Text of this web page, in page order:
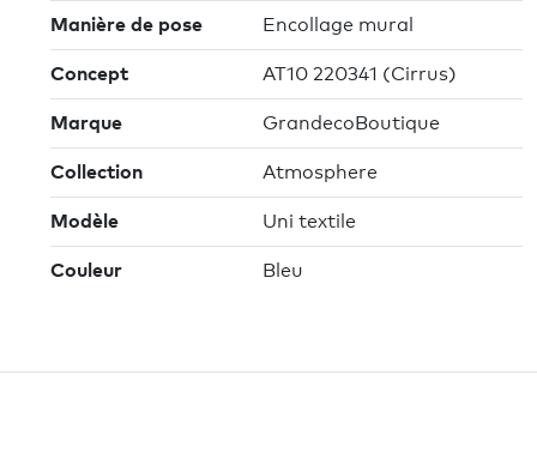
Manière de pose Encollage mural
Concept AT10 220341 (Cirrus)
Marque GrandecoBoutique
Collection Atmosphere
Modèle Uni textile
Couleur Bleu